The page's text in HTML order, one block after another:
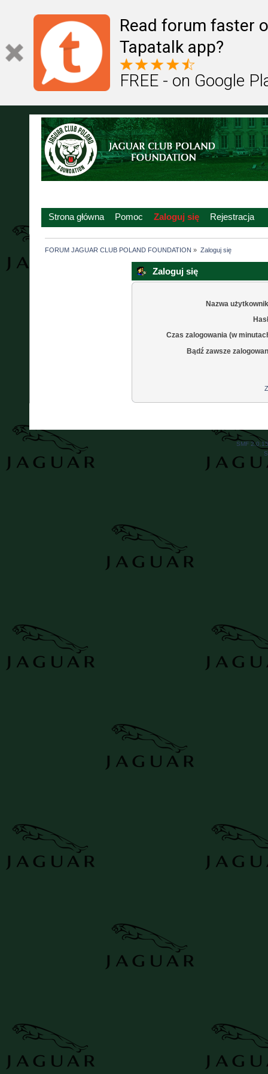
Read forum faster
Tapatalk app?
FREE - on Google
Strona główna Pomoc Zaloguj się Rejestracja
FORUM JAGUAR CLUB POLAND FOUNDATION » Zaloguj się
Zaloguj się
Nazwa
Czas zalogowania (w
Bądź zawsze
SMF 2.0.15